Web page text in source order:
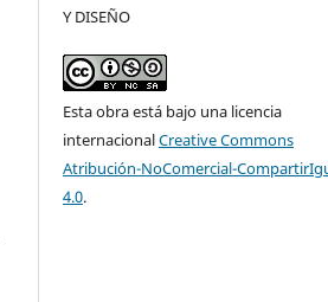
Y DISEÑO
Esta obra está bajo una licencia
internacionalCreative Commons
Atribución-NoComercial-
4.0.